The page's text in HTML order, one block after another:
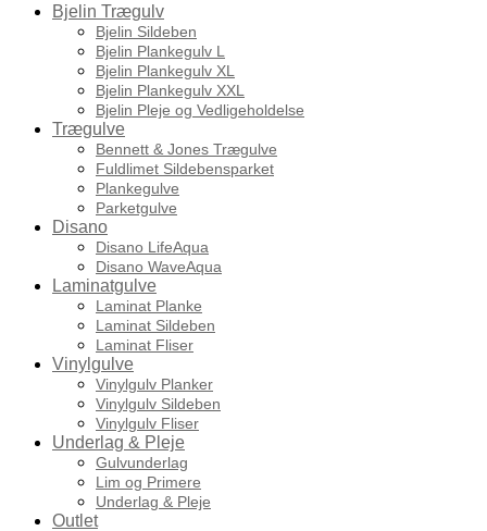
Bjelin Trægulv
Bjelin Sildeben
Bjelin Plankegulv L
Bjelin Plankegulv XL
Bjelin Plankegulv XXL
Bjelin Pleje og Vedligeholdelse
Trægulve
Bennett & Jones Trægulve
Fuldlimet Sildebensparket
Plankegulve
Parketgulve
Disano
Disano LifeAqua
Disano WaveAqua
Laminatgulve
Laminat Planke
Laminat Sildeben
Laminat Fliser
Vinylgulve
Vinylgulv Planker
Vinylgulv Sildeben
Vinylgulv Fliser
Underlag & Pleje
Gulvunderlag
Lim og Primere
Underlag & Pleje
Outlet